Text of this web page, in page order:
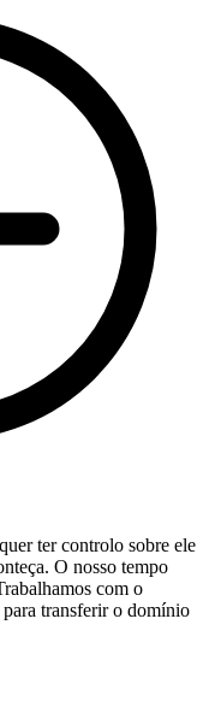
ter controlo sobre ele
O nosso tempo
com o
para transferir o domínio